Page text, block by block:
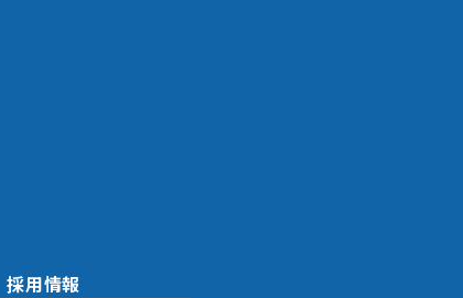
採用情報